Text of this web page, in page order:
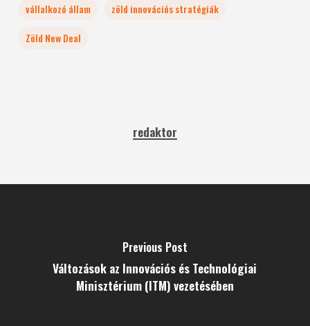
vállalkozó állam
zöld innovációs stratégiák
Zöld New Deal
redaktor
Previous Post
Változások az Innovációs és Technológiai
Minisztérium (ITM) vezetésében